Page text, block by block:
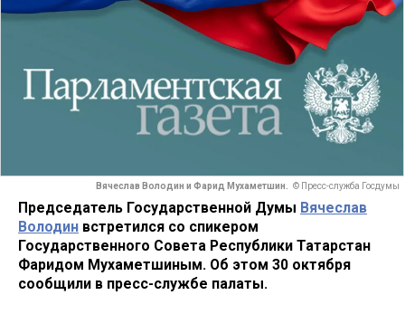
Вячеслав Володин и Фарид Мухаметшин. © Пресс-служба Госдумы
Председатель Государственной Думы Вячеслав
Володин встретился со спикером
Государственного Совета Республики Татарстан
Фаридом Мухаметшиным. Об этом 30 октября
сообщили в пресс-службе палаты.